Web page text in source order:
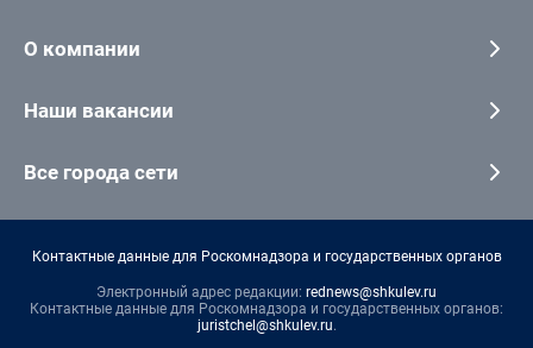
О компании
Наши вакансии
Все города сети
Контактные данные для Роскомнадзора и государственных органов
Электронный адрес редакции: rednews@shkulev.ru
Контактные данные для Роскомнадзора и государственных органов:
juristchel@shkulev.ru.